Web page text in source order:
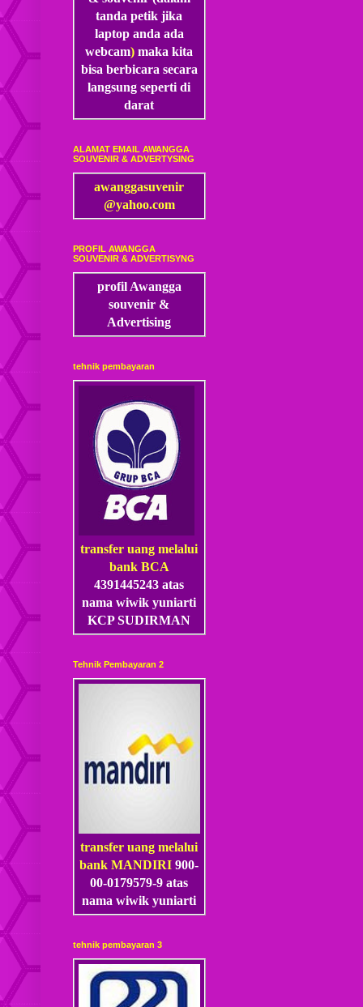
tanda petik jika
laptop anda ada
webcam)maka kita
bisa berbicara secara
langsung seperti di
darat
ALAMAT EMAIL AWANGGA
SOUVENIR & ADVERTYSING
awanggasuvenir
@yahoo.com
PROFIL AWANGGA
SOUVENIR & ADVERTISYNG
profil Awangga
souvenir &
Advertising
tehnik pembayaran
transfer uang melalui
bank BCA
4391445243 atas
nama wiwik yuniarti
KCP SUDIRMAN
Tehnik Pembayaran 2
transfer uang melalui
bank MANDIRI900-
00-0179579-9 atas
nama wiwik yuniarti
tehnik pembayaran 3